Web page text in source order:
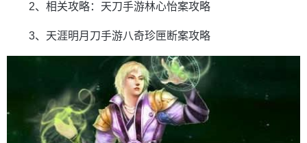
2、相关攻略：天刀手游林心怡案攻略
3、天涯明月刀手游八奇珍匣断案攻略